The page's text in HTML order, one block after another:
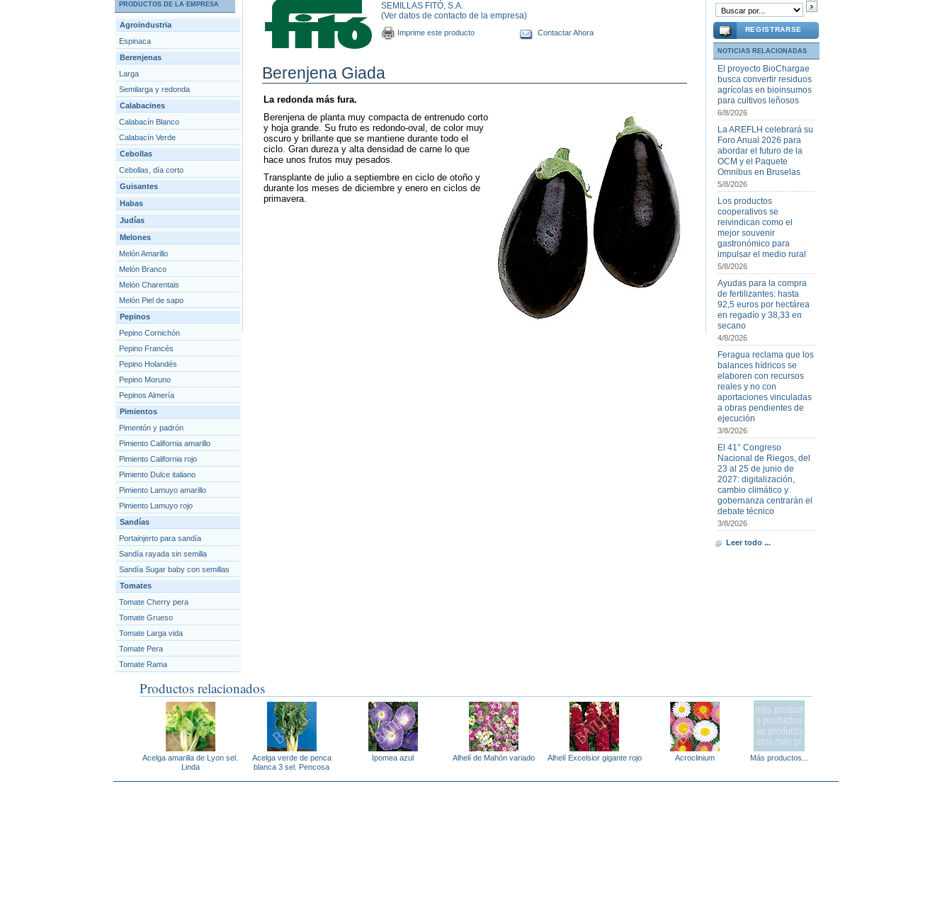
PRODUCTOS DE LA EMPRESA
Agroindustria
Espinaca
Berenjenas
Larga
Semilarga y redonda
Calabacines
Calabacín Blanco
Calabacín Verde
Cebollas
Cebollas, día corto
Guisantes
Habas
Judías
Melones
Melón Amarillo
Melón Branco
Melón Charentais
Melón Piel de sapo
Pepinos
Pepino Cornichón
Pepino Francés
Pepino Holandés
Pepino Moruno
Pepinos Almería
Pimientos
Pimentón y padrón
Pimiento California amarillo
Pimiento California rojo
Pimiento Dulce italiano
Pimiento Lamuyo amarillo
Pimiento Lamuyo rojo
Sandías
Portainjerto para sandía
Sandía rayada sin semilla
Sandía Sugar baby con semillas
Tomates
Tomate Cherry pera
Tomate Grueso
Tomate Larga vida
Tomate Pera
Tomate Rama
SEMILLAS FITÓ, S.A.
(Ver datos de contacto de la empresa)
Imprime este producto Contactar Ahora
Berenjena Giada
La redonda más fura.
Berenjena de planta muy compacta de entrenudo corto
y hoja grande. Su fruto es redondo-oval, de color muy
oscuro y brillante que se mantiene durante todo el
ciclo. Gran dureza y alta densidad de carne lo que
hace unos frutos muy pesados.
Transplante de julio a septiembre en ciclo de otoño y
durante los meses de diciembre y enero en ciclos de
primavera.
REGISTRARSE
NOTICIAS RELACIONADAS
El proyecto BioChargae
busca convertir residuos
agrícolas en bioinsumos
para cultivos leñosos
6/8/2026
La AREFLH celebrará su
Foro Anual 2026 para
abordar el futuro de la
OCM y el Paquete
Omnibus en Bruselas
5/8/2026
Los productos
cooperativos se
reivindican como el
mejor souvenir
gastronómico para
impulsar el medio rural
5/8/2026
Ayudas para la compra
de fertilizantes: hasta
92,5 euros por hectárea
en regadío y 38,33 en
secano
4/8/2026
Feragua reclama que los
balances hídricos se
elaboren con recursos
reales y no con
aportaciones vinculadas
a obras pendientes de
ejecución
3/8/2026
El 41° Congreso
Nacional de Riegos, del
23 al 25 de junio de
2027: digitalización,
cambio climático y
gobernanza centrarán el
debate técnico
3/8/2026
Leer todo ...
Productos relacionados
Acelga amarilla de Lyon sel.
Linda
Acelga verde de penca
blanca 3 sel. Pencosa
Ipomea azul Alhelí de Mahón variado Alhelí Excelsior gigante rojo Acroclinium Más productos...